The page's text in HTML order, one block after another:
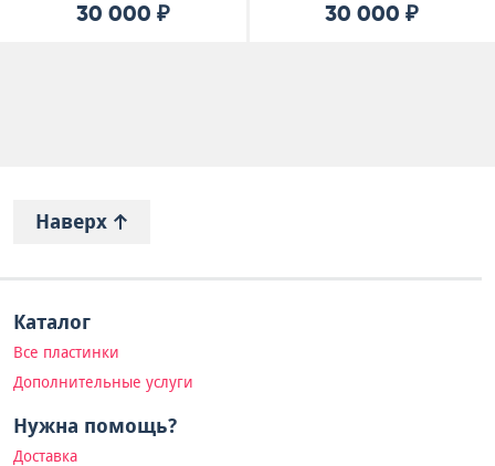
30 000 ₽ 30 000 ₽
Наверх
Каталог
Все пластинки
Дополнительные услуги
Нужна помощь?
Доставка